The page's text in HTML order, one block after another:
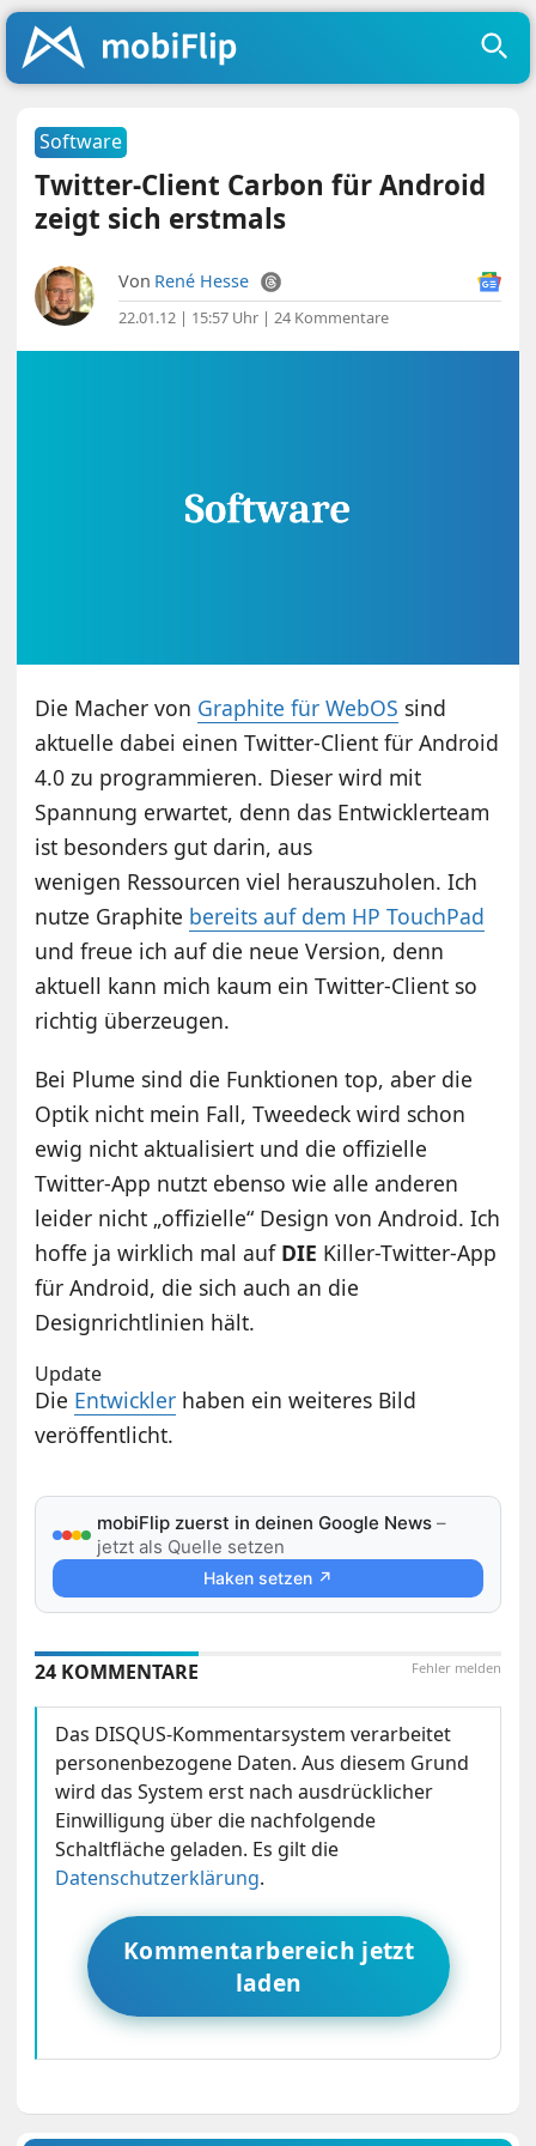
Software
Twitter-Client Carbon für Android
zeigt sich erstmals
Von René Hesse
22.01.12 | 15:57 Uhr |24 Kommentare
Die Macher von Graphite für WebOS sind
aktuelle dabei einen Twitter-Client für Android
4.0 zu programmieren. Dieser wird mit
Spannung erwartet, denn das Entwicklerteam
ist besonders gut darin, aus
wenigen Ressourcen viel herauszuholen. Ich
nutze Graphite bereits auf dem HP TouchPad
und freue ich auf die neue Version, denn
aktuell kann mich kaum ein Twitter-Client so
richtig überzeugen.
Bei Plume sind die Funktionen top, aber die
Optik nicht mein Fall, Tweedeck wird schon
ewig nicht aktualisiert und die offizielle
Twitter-App nutzt ebenso wie alle anderen
leider nicht „offizielle“ Design von Android. Ich
hoffe ja wirklich mal auf DIE Killer-Twitter-App
für Android, die sich auch an die
Designrichtlinien hält.
Update
Die Entwickler haben ein weiteres Bild
veröffentlicht.
mobiFlip zuerst in deinen Google News –
jetzt als Quelle setzen
Haken setzen ↗
Fehler melden
24 KOMMENTARE
Das DISQUS-Kommentarsystem verarbeitet
personenbezogene Daten. Aus diesem Grund
wird das System erst nach ausdrücklicher
Einwilligung über die nachfolgende
Schaltfläche geladen. Es gilt die
Datenschutzerklärung.
Kommentarbereich jetzt
laden